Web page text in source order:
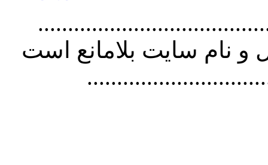
استفاده از
نام سايت بلامانع است